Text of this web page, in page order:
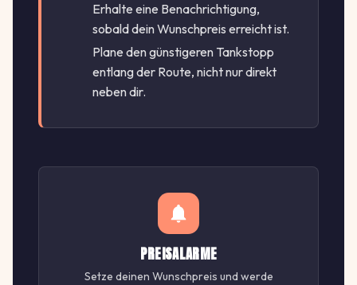
Erhalte eine Benachrichtigung,
sobald dein Wunschpreis erreicht ist.
Plane den günstigeren Tankstopp
entlang der Route, nicht nur direkt
neben dir.
PREISALARME
Setze deinen Wunschpreis und werde